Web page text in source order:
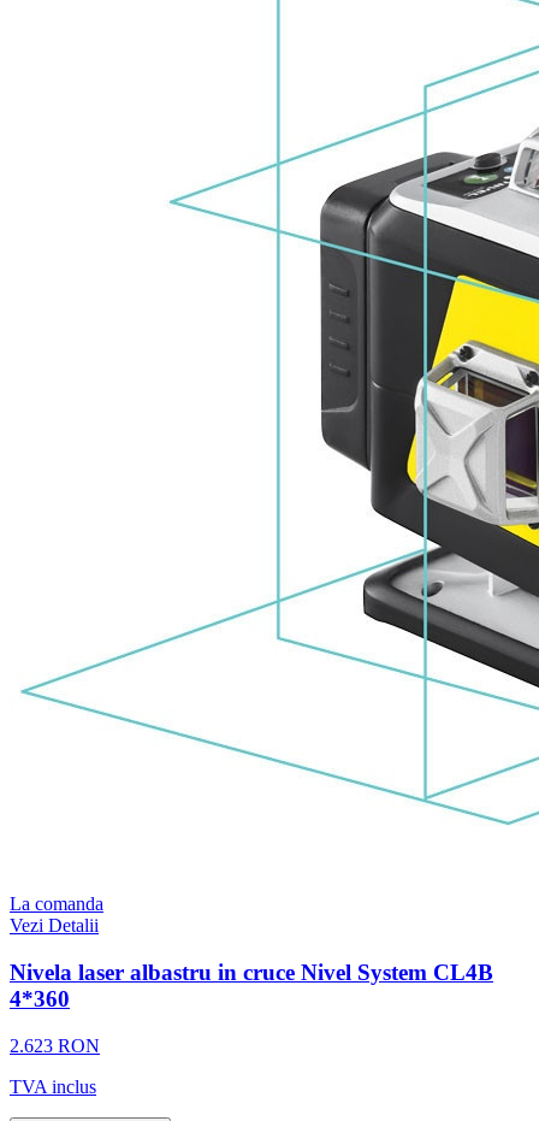
La comanda
Vezi Detalii
Nivela laser albastru in cruce Nivel System CL4B
4*360
2.623 RON
TVA inclus